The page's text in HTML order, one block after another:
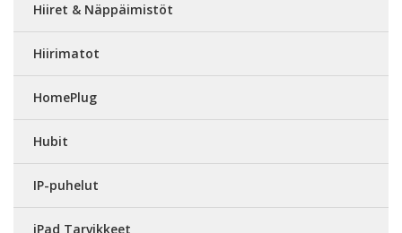
Hiiret & Näppäimistöt
Hiirimatot
HomePlug
Hubit
IP-puhelut
iPad Tarvikkeet